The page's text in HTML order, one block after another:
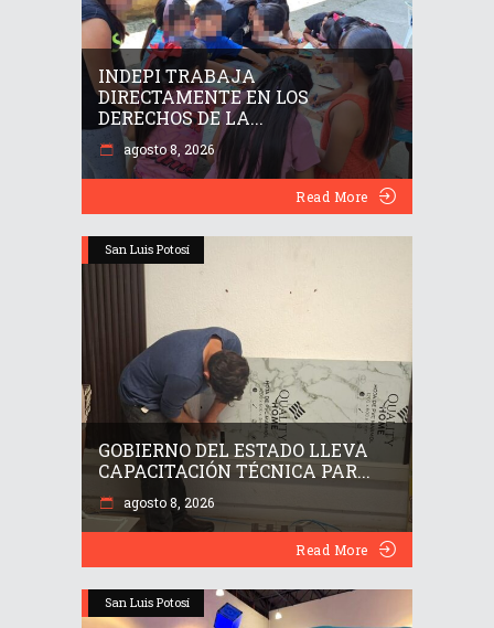
INDEPI TRABAJA
DIRECTAMENTE EN LOS
DERECHOS DE LA...
agosto 8, 2026
Read More
San Luis Potosí
GOBIERNO DEL ESTADO LLEVA
CAPACITACIÓN TÉCNICA PAR...
agosto 8, 2026
Read More
San Luis Potosí